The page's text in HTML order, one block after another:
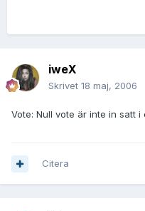
iweX
Skrivet 18 maj, 2006
Vote: Null vote är inte in satt
Citera